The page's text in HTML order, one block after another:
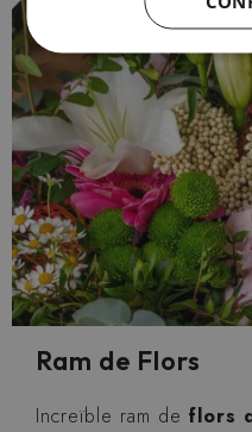
Ram de Flors
Increïble ram de flors